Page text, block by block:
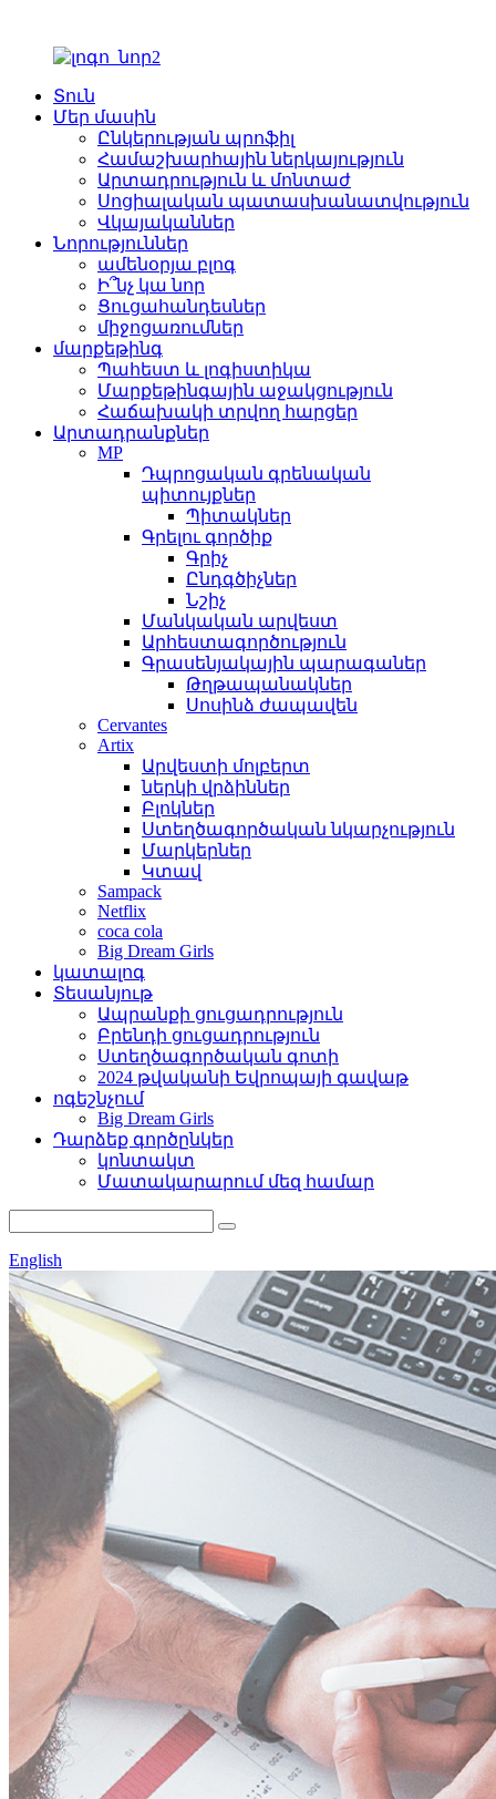
Տուն
Մեր մասին
Ընկերության պրոֆիլ
Համաշխարհային ներկայություն
Արտադրություն և մոնտաժ
Սոցիալական պատասխանատվություն
Վկայականներ
Նորություններ
ամենօրյա բլոգ
Ի՞նչ կա նոր
Ցուցահանդեսներ
միջոցառումներ
մարքեթինգ
Պահեստ և լոգիստիկա
Մարքեթինգային աջակցություն
Հաճախակի տրվող հարցեր
Արտադրանքներ
MP
Դպրոցական գրենական
պիտույքներ
Պիտակներ
Գրելու գործիք
Գրիչ
Ընդգծիչներ
Նշիչ
Մանկական արվեստ
Արհեստագործություն
Գրասենյակային պարագաներ
Թղթապանակներ
Սոսինձ ժապավեն
Cervantes
Artix
Արվեստի մոլբերտ
ներկի վրձիններ
Բլոկներ
Ստեղծագործական նկարչություն
Մարկերներ
Կտավ
Sampack
Netflix
coca cola
Big Dream Girls
կատալոգ
Տեսանյութ
Ապրանքի ցուցադրություն
Բրենդի ցուցադրություն
Ստեղծագործական գոտի
2024 թվականի Եվրոպայի գավաթ
ոգեշնչում
Big Dream Girls
Դարձեք գործընկեր
կոնտակտ
Մատակարարում մեզ համար
English